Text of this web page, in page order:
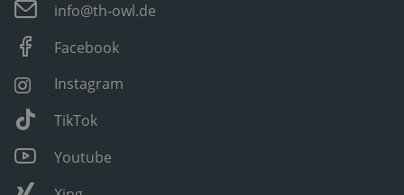
info@th-owl.de
Facebook
Instagram
TikTok
Youtube